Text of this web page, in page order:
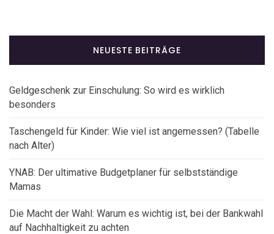
NEUESTE BEITRÄGE
Geldgeschenk zur Einschulung: So wird es wirklich
besonders
Taschengeld für Kinder: Wie viel ist angemessen? (Tabelle
nach Alter)
YNAB: Der ultimative Budgetplaner für selbstständige
Mamas
Die Macht der Wahl: Warum es wichtig ist, bei der Bankwahl
auf Nachhaltigkeit zu achten